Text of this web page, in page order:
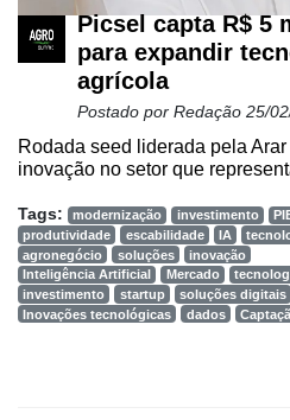
Picsel capta R$ 5
para expandir
agrícola
Postado por Redação 25/
Rodada seed liderada pela
inovação no setor que
Tags: modernização investimento
produtividade
escabilidade IA
agronegócio
soluções
inovação
Inteligência Artificial
Mercado
investimento
startup
soluções digitais
Inovações tecnológicas
dados